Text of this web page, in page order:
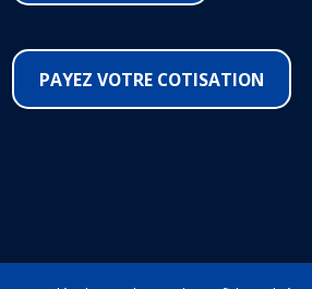
PAYEZ VOTRE COTISATION